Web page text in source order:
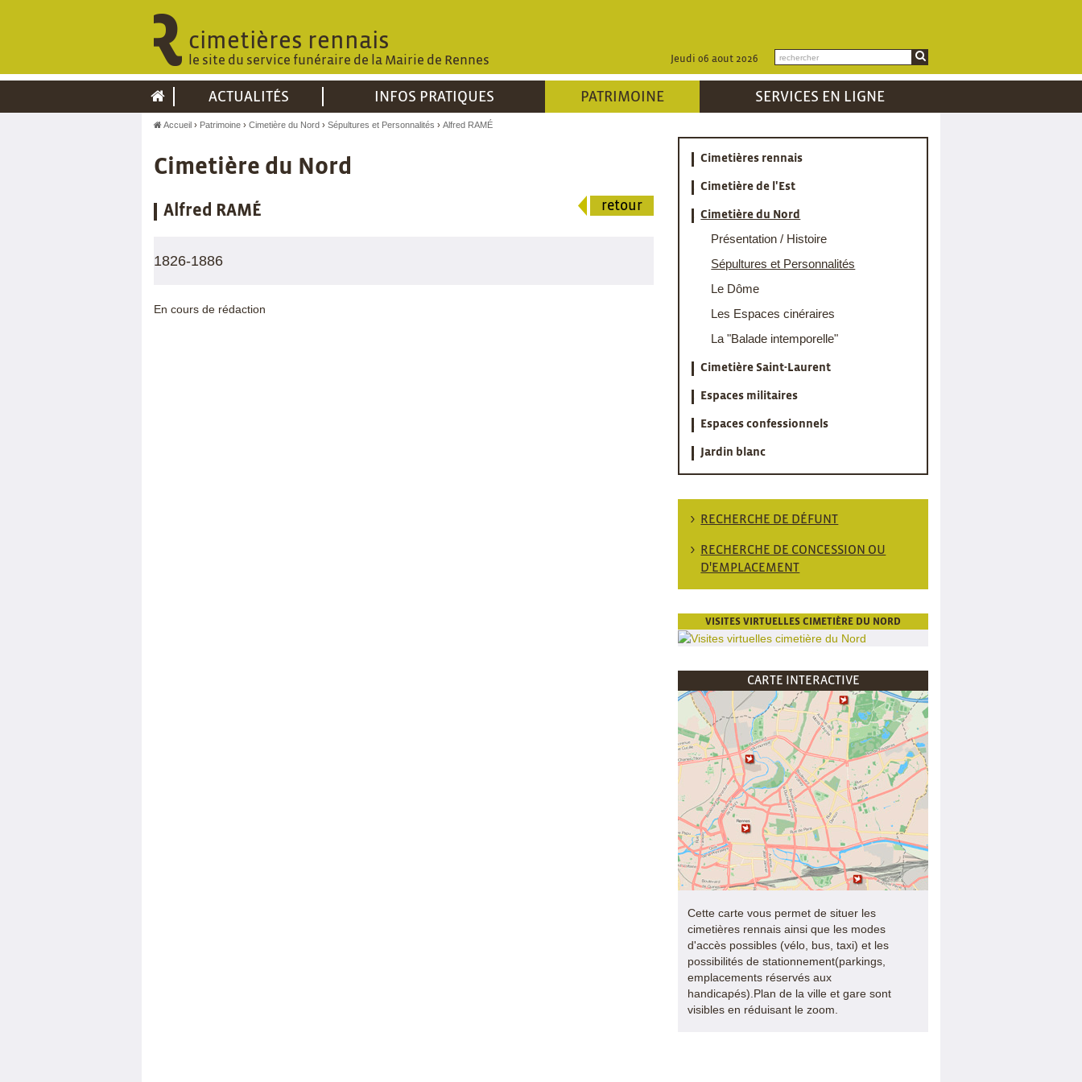
cimetières rennais
le site du service funéraire de la Mairie de Rennes Jeudi 06 aout 2026
ACTUALITÉS INFOS PRATIQUES PATRIMOINE SERVICES EN LIGNE
Accueil Patrimoine Cimetière du Nord Sépultures et Personnalités Alfred RAMÉ
Cimetière du Nord
retour
Alfred RAMÉ
1826-1886
En cours de rédaction
Cimetières rennais
Cimetière de l'Est
Cimetière du Nord
Présentation / Histoire
Sépultures et Personnalités
Le Dôme
Les Espaces cinéraires
La "Balade intemporelle"
Cimetière Saint-Laurent
Espaces militaires
Espaces confessionnels
Jardin blanc
RECHERCHE DE DÉFUNT
RECHERCHE DE CONCESSION OU
D'EMPLACEMENT
VISITES VIRTUELLES CIMETIÈRE DU NORD
CARTE INTERACTIVE
Cette carte vous permet de situer les
cimetières rennais ainsi que les modes
d'accès possibles (vélo, bus, taxi) et les
possibilités de stationnement(parkings,
emplacements réservés aux
handicapés).Plan de la ville et gare sont
visibles en réduisant le zoom.